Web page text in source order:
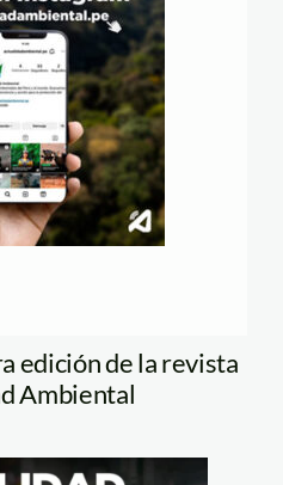
edición de la revista
Ambiental